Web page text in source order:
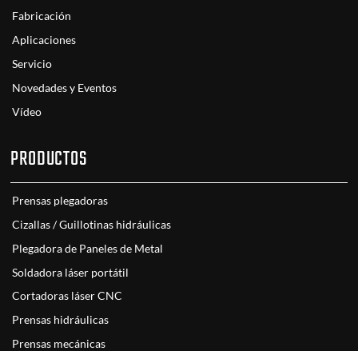
Fabricación
Aplicaciones
Servicio
Novedades y Eventos
Vídeo
PRODUCTOS
Prensas plegadoras
Cizallas / Guillotinas hidráulicas
Plegadora de Paneles de Metal
Soldadora láser portátil
Cortadoras láser CNC
Prensas hidráulicas
Prensas mecánicas